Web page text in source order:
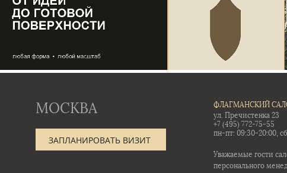
МОСКВА
ЗАПЛАНИРОВАТЬ ВИЗИТ
ФЛАГМАНСКИЙ
ул. Пречистенка 23
+7 (495) 772-75-55
пн-пт: 09:30-20:00,
Уважаемые гости
персонального